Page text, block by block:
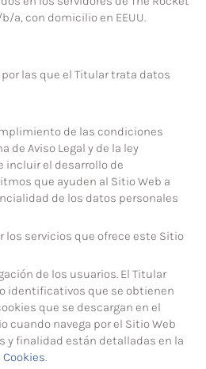
a, con domicilio en EEUU.
las que el Titular trata datos
de las condiciones
de Aviso Legal y de la ley
incluir el desarrollo de
que ayuden al Sitio Web a
de los datos personales
los servicios que ofrece este Sitio
de los usuarios. El Titular
identificativos que se obtienen
que se descargan en el
cuando navega por el Sitio Web
y finalidad están detalladas en la
.